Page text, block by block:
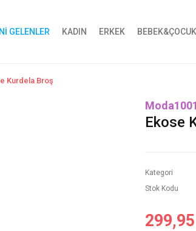
GELENLER KADIN ERKEK BEBEK&ÇOCUK
Kurdela Broş
Moda1001
Ekose
Kategori
Stok Kodu